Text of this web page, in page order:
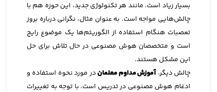
بسیار زیاد است. مانند هر تکنولوژی جدید، این حوزه هم با
چالش‌هایی مواجه است. به عنوان مثال، نگرانی درباره بروز
تعصبات هنگام استفاده از الگوریتم‌ها یک موضوع رایج
است و متخصصان هوش مصنوعی در حال تلاش برای حل
این مشکل هستند.
چالش دیگر،آموزش مداوم معلماندر مورد نحوه استفاده و
ادغام هوش مصنوعی در تدریس است. با توجه به تغییرات